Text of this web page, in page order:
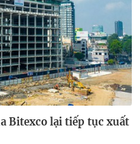
Bitexco lại tiếp tục xuất